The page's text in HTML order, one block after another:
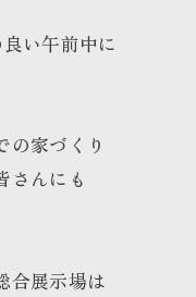
い午前中に
の家づくり
さんにも
合展示場は